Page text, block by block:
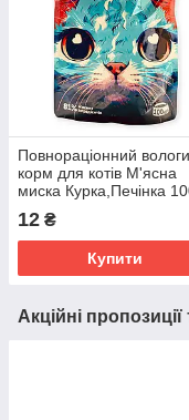
Повнораціонний
корм для котів М'ясна
миска Курка,Печінка
соковиті шматочки в
з куркою, яловичиною
печінкою
12 ₴
Купити
Акційні